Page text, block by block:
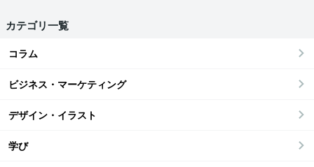
カテゴリ一覧
コラム
ビジネス・マーケティング
デザイン・イラスト
学び